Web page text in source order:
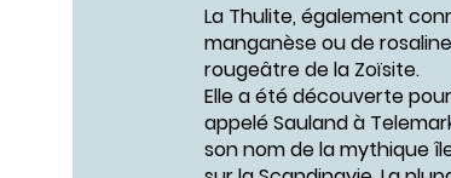
La Thulite, également
manganèse ou de
rougeâtre de la Zoïsite.
Elle a été découverte
appelé Sauland à
son nom de la mythique